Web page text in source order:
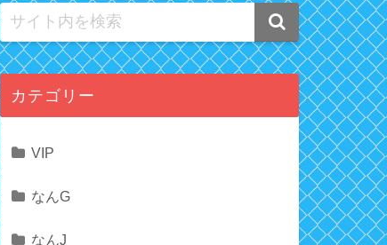
カテゴリー
VIP
なんG
なんJ